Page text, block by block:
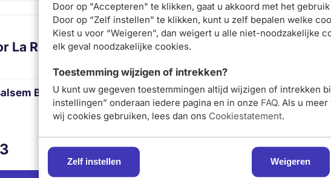
Door op "Accepteren" te klikken, gaat u akkoord met het
Door op “Zelf instellen” te klikken, kunt u zelf bepalen welke
Kiest u voor “Weigeren”, dan weigert u alle niet-noodzakelijke
elk geval noodzakelijke cookies.
Toestemming wijzigen of intrekken?
U kunt uw gegeven toestemmingen altijd wijzigen of intrekken
instellingen” onderaan iedere pagina en in onze FAQ. Als u
wij cookies gebruiken, lees dan ons Cookiestatement.
Zelf instellen Weigeren
nieuwsbrief
en ontvang 5% korting op je
eerste bestelling
Meld je nu aan
E-mail adres:
La Roche-Posay Cicaplast Gel B5 40ml
B5 SPF50
voor 15,53
La Roche-Posay Cicaplast Lippen
Van 9,24 voor 8,32
€8,32